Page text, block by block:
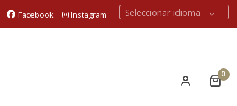
Facebook Instagram Seleccionar idioma
0